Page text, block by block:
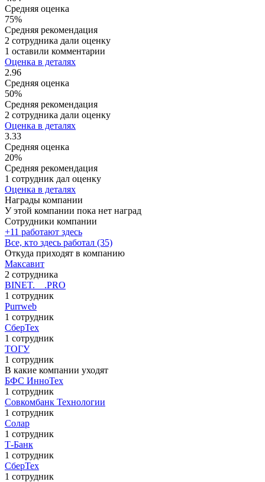
Средняя оценка
75%
Средняя рекомендация
2 сотрудника дали оценку
1 оставили комментарии
Оценка в деталях
2.96
Средняя оценка
50%
Средняя рекомендация
2 сотрудника дали оценку
Оценка в деталях
3.33
Средняя оценка
20%
Средняя рекомендация
1 сотрудник дал оценку
Оценка в деталях
Награды компании
У этой компании пока нет наград
Сотрудники компании
+11 работают здесь
Все, кто здесь работал (35)
Откуда приходят в компанию
Максавит
2 сотрудника
BINET.__.PRO
1 сотрудник
Purrweb
1 сотрудник
СберТех
1 сотрудник
ТОГУ
1 сотрудник
В какие компании уходят
БФС ИнноТех
1 сотрудник
Совкомбанк Технологии
1 сотрудник
Солар
1 сотрудник
Т-Банк
1 сотрудник
СберТех
1 сотрудник